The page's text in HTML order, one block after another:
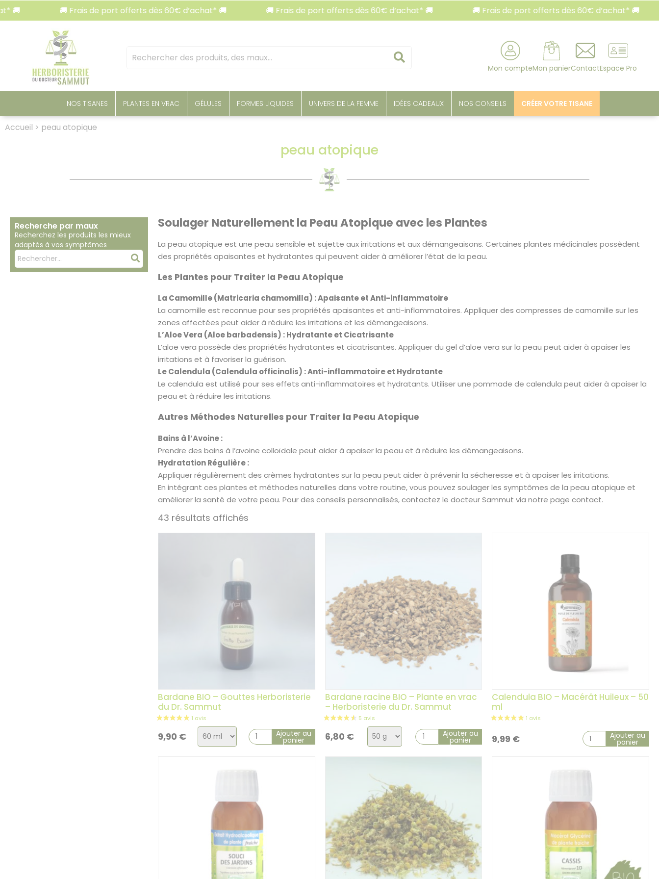
🚚 Frais de port offerts dès 60€ d’achat* 🚚 🚚 Frais de port offerts dès 60€ d’achat* 🚚 🚚 Frais de port offerts dès 60€ d’achat* 🚚 🚚
Mots
clés
Mon compteMon panierContactEspace Pro
NOS TISANES PLANTES EN VRAC GÉLULES FORMES LIQUIDES UNIVERS DE LA FEMME IDÉES CADEAUX NOS CONSEILS CRÉER VOTRE TISANE
Accueil > peau atopique
peau atopique
Recherche par maux
Recherchez les produits les mieux
adaptés à vos symptômes
Mots
clés
Rechercher
Soulager Naturellement la Peau Atopique avec les Plantes
La peau atopique est une peau sensible et sujette aux irritations et aux démangeaisons. Certaines plantes médicinales possèdent
des propriétés apaisantes et hydratantes qui peuvent aider à améliorer l’état de la peau.
Les Plantes pour Traiter la Peau Atopique
La Camomille (Matricaria chamomilla) : Apaisante et Anti-inflammatoire
La camomille est reconnue pour ses propriétés apaisantes et anti-inflammatoires. Appliquer des compresses de camomille sur les
zones affectées peut aider à réduire les irritations et les démangeaisons.
L’Aloe Vera (Aloe barbadensis) : Hydratante et Cicatrisante
L’aloe vera possède des propriétés hydratantes et cicatrisantes. Appliquer du gel d’aloe vera sur la peau peut aider à apaiser les
irritations et à favoriser la guérison.
Le Calendula (Calendula officinalis) : Anti-inflammatoire et Hydratante
Le calendula est utilisé pour ses effets anti-inflammatoires et hydratants. Utiliser une pommade de calendula peut aider à apaiser la
peau et à réduire les irritations.
Autres Méthodes Naturelles pour Traiter la Peau Atopique
Bains à l’Avoine :
Prendre des bains à l’avoine colloïdale peut aider à apaiser la peau et à réduire les démangeaisons.
Hydratation Régulière :
Appliquer régulièrement des crèmes hydratantes sur la peau peut aider à prévenir la sécheresse et à apaiser les irritations.
En intégrant ces plantes et méthodes naturelles dans votre routine, vous pouvez soulager les symptômes de la peau atopique et
améliorer la santé de votre peau. Pour des conseils personnalisés, contactez le docteur Sammut via notre page contact.
43 résultats affichés
Bardane BIO – Gouttes Herboristerie
du Dr. Sammut
9,90 €
Choix
de
Ajouter au
panier
Bardane racine BIO – Plante en vrac
– Herboristerie du Dr. Sammut
6,80 €
Choix
de
la
Ajouter au
panier
Calendula BIO – Macérât Huileux – 50
ml
9,99 € Ajouter au
panier
Panneau de gestion des cookies